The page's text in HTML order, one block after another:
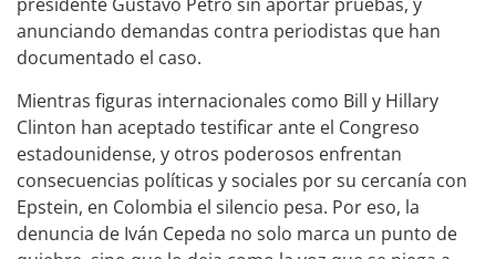
anunciando demandas contra periodistas que han
documentado el caso.
Mientras figuras internacionales como Bill y Hillary
Clinton han aceptado testificar ante el Congreso
estadounidense, y otros poderosos enfrentan
consecuencias políticas y sociales por su cercanía con
Epstein, en Colombia el silencio pesa. Por eso, la
denuncia de Iván Cepeda no solo marca un punto de